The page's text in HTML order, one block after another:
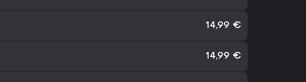
14,99 €
14,99 €